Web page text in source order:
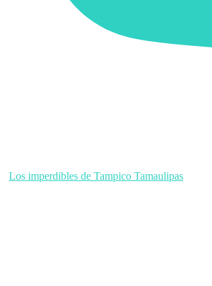
Los imperdibles de Tampico Tamaulipas